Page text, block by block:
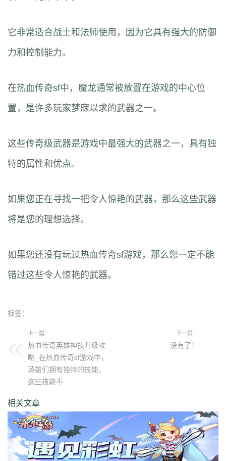
它非常适合战士和法师使用，因为它具有强大的防御
力和控制能力。
在热血传奇sf中，魔龙通常被放置在游戏的中心位
置，是许多玩家梦寐以求的武器之一。
这些传奇级武器是游戏中最强大的武器之一，具有独
特的属性和优点。
如果您正在寻找一把令人惊艳的武器，那么这些武器
将是您的理想选择。
如果您还没有玩过热血传奇sf游戏，那么您一定不能
错过这些令人惊艳的武器。
标签：
上一篇：
热血传奇英雄神技升级攻
略_在热血传奇sf游戏中，
英雄们拥有独特的技能，
这些技能不
下一篇：
没有了！
相关文章